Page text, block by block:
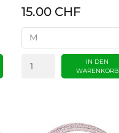
15.00 CHF
IN DEN
WARENKORB